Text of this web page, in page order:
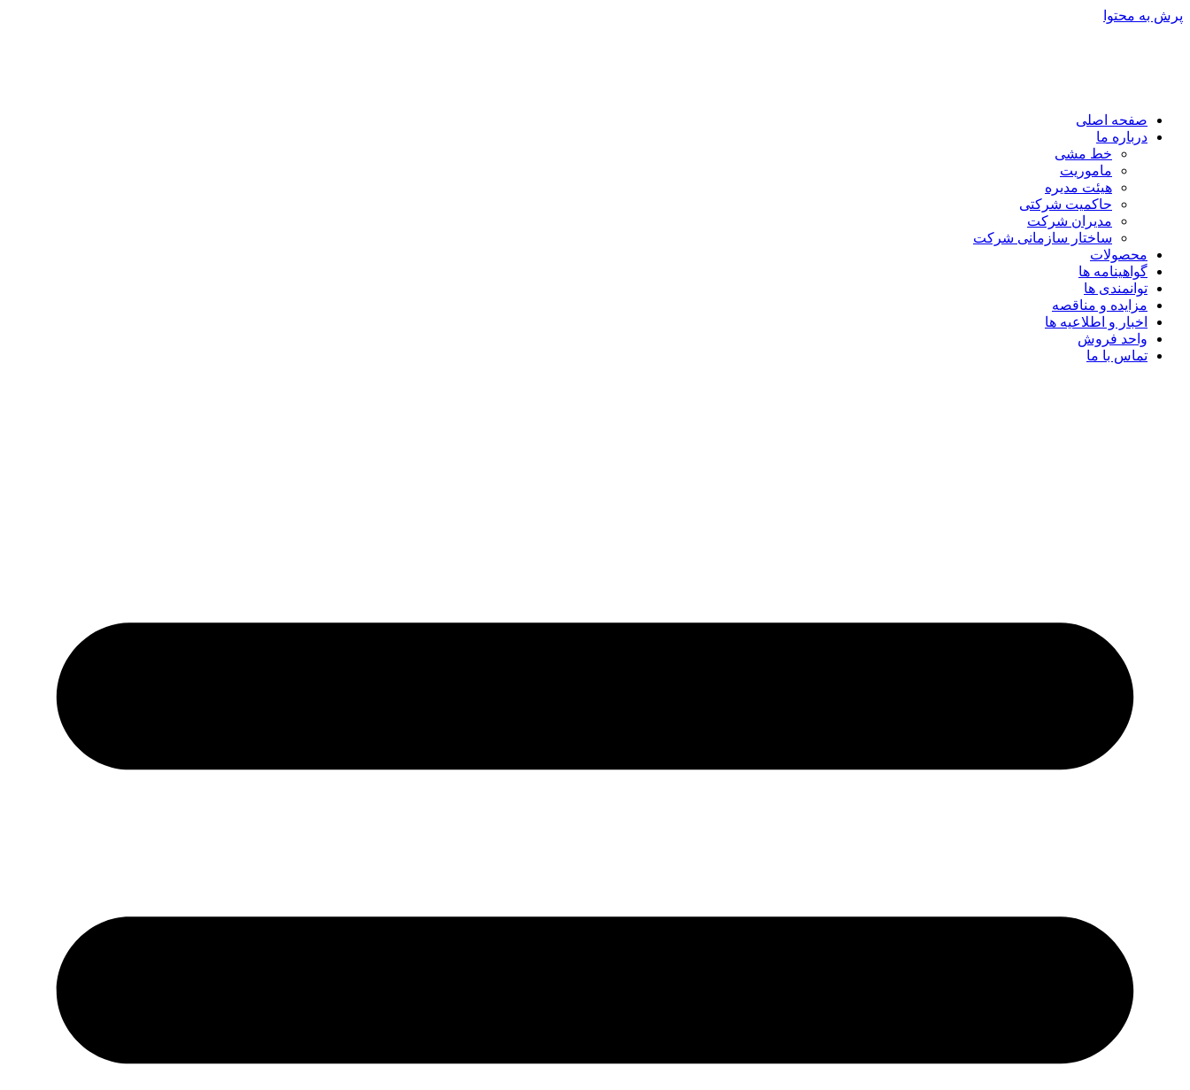
پرش به محتوا
صفحه اصلی
درباره ما
خط مشی
ماموریت
هیئت مدیره
حاکمیت شرکتی
مدیران شرکت
ساختار سازمانی شرکت
محصولات
گواهینامه ها
توانمندی ها
مزایده و مناقصه
اخبار و اطلاعیه ها
واحد فروش
تماس با ما